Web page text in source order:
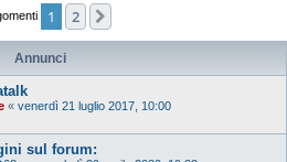
1 2
Annunci
« venerdì 21 luglio 2017, 10:00
sul forum: